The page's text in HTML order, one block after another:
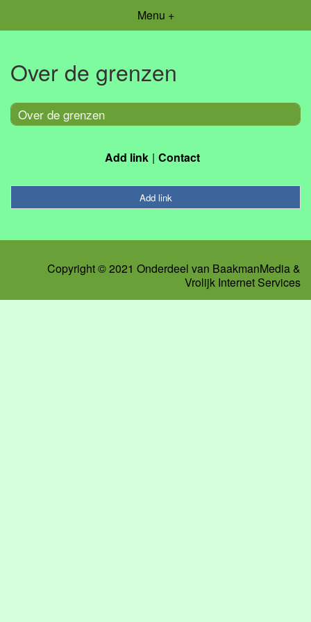
Menu +
Over de grenzen
Over de grenzen
Add link Contact
Add link
Copyright © 2021 Onderdeel van BaakmanMedia &
Vrolijk Internet Services